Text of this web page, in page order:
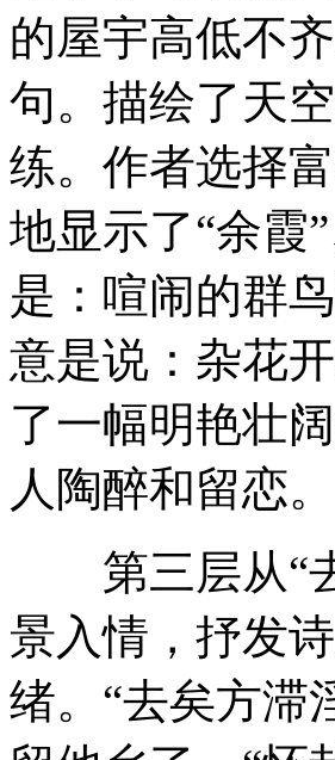
的屋宇高低不
句。描绘了天
练。作者选择
地显示了“余霞
是：喧闹的群
意是说：杂花
了一幅明艳壮
人陶醉和留恋。
第三层从“去
景入情，抒发
绪。“去矣方滞